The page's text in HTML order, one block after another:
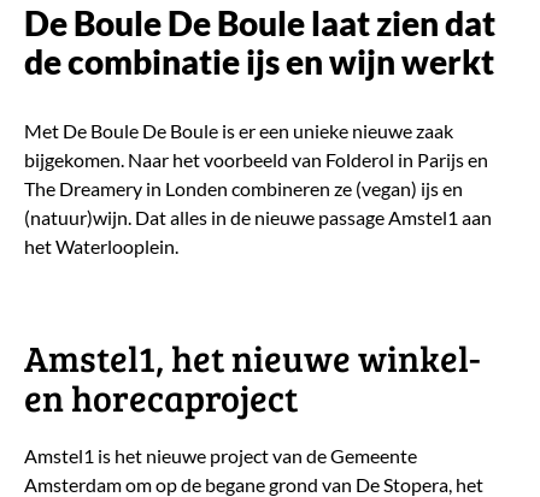
De Boule De Boule laat zien dat
de combinatie ijs en wijn werkt
Met De Boule De Boule is er een unieke nieuwe zaak
bijgekomen. Naar het voorbeeld van Folderol in Parijs en
The Dreamery in Londen combineren ze (vegan) ijs en
(natuur)wijn. Dat alles in de nieuwe passage Amstel1 aan
het Waterlooplein.
​Amstel1, het nieuwe winkel-
en horecaproject
Amstel1 is het nieuwe project van de Gemeente
Amsterdam om op de begane grond van De Stopera, het